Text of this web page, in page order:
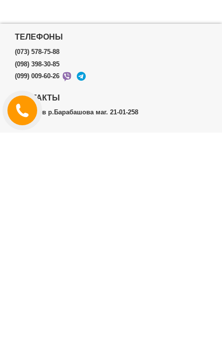
ТЕЛЕФОНЫ
(073) 578-75-88
(098) 398-30-85
(099) 009-60-26
КОНТАКТЫ
г.Харьков р.Барабашова маг. 21-01-258